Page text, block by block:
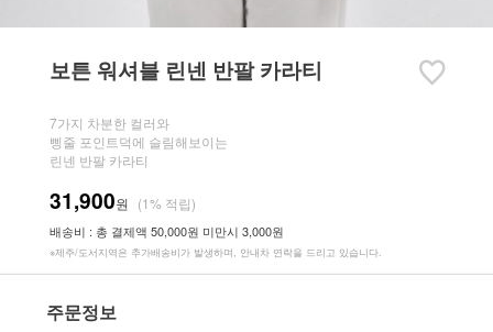
보튼 워셔블 린넨 반팔 카라티
7가지 차분한 컬러와
삥줄 포인트덕에 슬림해보이는
린넨 반팔 카라티
31,900원 (1% 적립)
배송비 : 총 결제액 50,000원 미만시 3,000원
※제주/도서지역은 추가배송비가 발생하며, 안내차 연락을 드리고 있습니다.
주문정보